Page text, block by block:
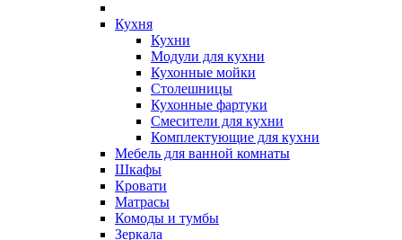
Кухня
Кухни
Модули для кухни
Кухонные мойки
Столешницы
Кухонные фартуки
Смесители для кухни
Комплектующие для кухни
Мебель для ванной комнаты
Шкафы
Кровати
Матрасы
Комоды и тумбы
Зеркала